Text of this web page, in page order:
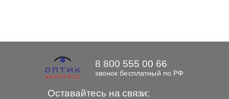
Оставайтесь на связи:
8 800 555 00 66
звонок бесплатный по РФ